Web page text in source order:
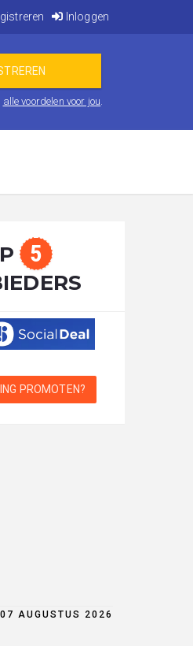
Inloggen
alle voordelen voor jou.
5
PROMOTEN?
AUGUSTUS 2026